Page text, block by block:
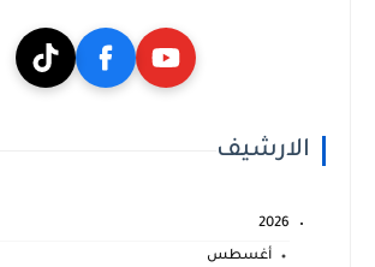
الارشيف
2026
أغسطس